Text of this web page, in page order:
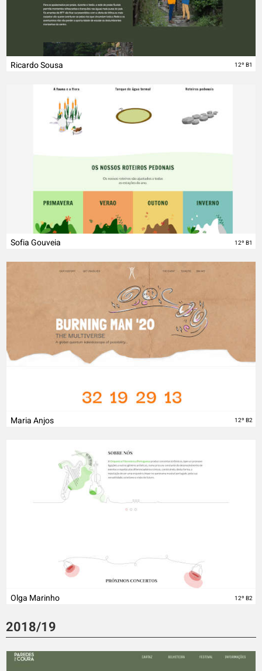
Ricardo Sousa 12º B1
Sofia Gouveia 12º B1
Maria Anjos 12º B2
Olga Marinho 12º B2
2018/19